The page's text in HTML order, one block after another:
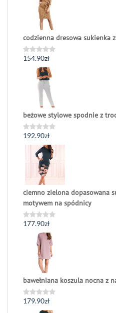
codzienna dresowa sukienka
Oceniono
154.90zł
beżowe stylowe spodnie z
Oceniono
0
192.90zł
ciemno zielona dopasowana
motywem na spódnicy
Oceniono
177.90zł
bawełniana koszula nocna z
Oceniono
179.90zł